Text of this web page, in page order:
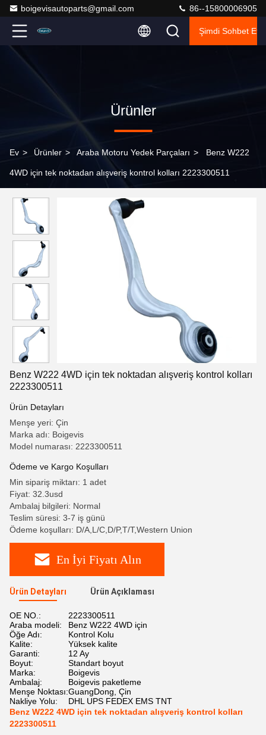
boigevisautoparts@gmail.com 86--15800006905
Şimdi Sohbet Et.
Ürünler
Ev > Ürünler > Araba Motoru Yedek Parçaları > Benz W222
4WD için tek noktadan alışveriş kontrol kolları 2223300511
Benz W222 4WD için tek noktadan alışveriş kontrol kolları
2223300511
Ürün Detayları
Menşe yeri: Çin
Marka adı: Boigevis
Model numarası: 2223300511
Ödeme ve Kargo Koşulları
Min sipariş miktarı: 1 adet
Fiyat: 32.3usd
Ambalaj bilgileri: Normal
Teslim süresi: 3-7 iş günü
Ödeme koşulları: D/A,L/C,D/P,T/T,Western Union
En İyi Fiyatı Alın
Ürün Detayları Ürün Açıklaması
OE NO.:
2223300511
Araba modeli:
Benz W222 4WD için
Öğe Adı:
Kontrol Kolu
Kalite:
Yüksek kalite
Garanti:
12 Ay
Boyut:
Standart boyut
Marka:
Boigevis
Ambalaj:
Boigevis paketleme
Menşe Noktası:GuangDong, Çin
Nakliye Yolu:
DHL UPS FEDEX EMS TNT
Benz W222 4WD için tek noktadan alışveriş kontrol kolları
2223300511